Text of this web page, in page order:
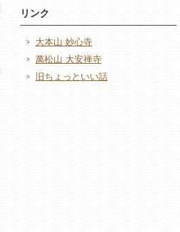
リンク
大本山 妙心寺
萬松山 大安禅寺
旧ちょっといい話